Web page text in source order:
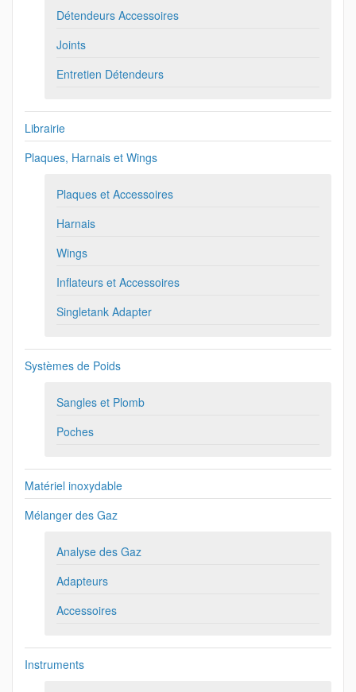
Détendeurs Accessoires
Joints
Entretien Détendeurs
Librairie
Plaques, Harnais et Wings
Plaques et Accessoires
Harnais
Wings
Inflateurs et Accessoires
Singletank Adapter
Systèmes de Poids
Sangles et Plomb
Poches
Matériel inoxydable
Mélanger des Gaz
Analyse des Gaz
Adapteurs
Accessoires
Instruments